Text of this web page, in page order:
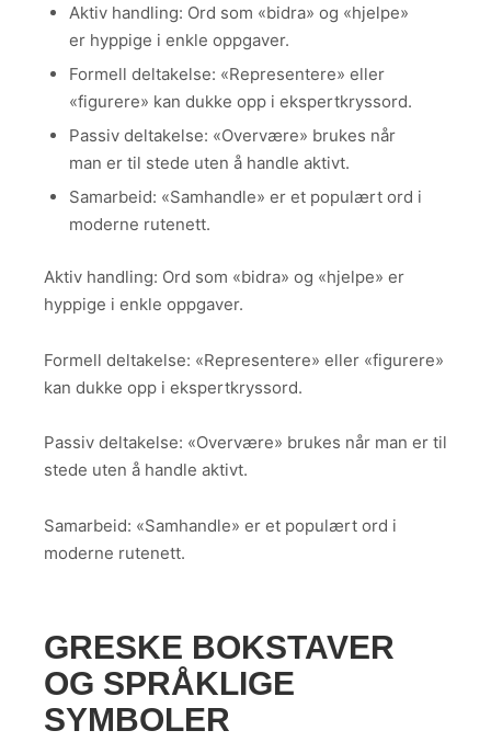
Aktiv handling: Ord som «bidra» og «hjelpe»
er hyppige i enkle oppgaver.
Formell deltakelse: «Representere» eller
«figurere» kan dukke opp i ekspertkryssord.
Passiv deltakelse: «Overvære» brukes når
man er til stede uten å handle aktivt.
Samarbeid: «Samhandle» er et populært ord i
moderne rutenett.
Aktiv handling: Ord som «bidra» og «hjelpe» er
hyppige i enkle oppgaver.
Formell deltakelse: «Representere» eller «figurere»
kan dukke opp i ekspertkryssord.
Passiv deltakelse: «Overvære» brukes når man er til
stede uten å handle aktivt.
Samarbeid: «Samhandle» er et populært ord i
moderne rutenett.
GRESKE BOKSTAVER
OG SPRÅKLIGE
SYMBOLER